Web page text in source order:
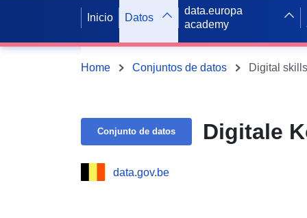
Inicio Datos
data.europa
academy
Home Conjuntos de datos Digital
Conjunto de datos Digitale
data.gov.be